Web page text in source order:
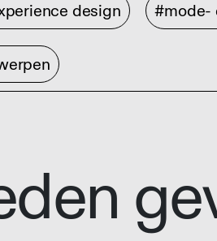
design #mode-